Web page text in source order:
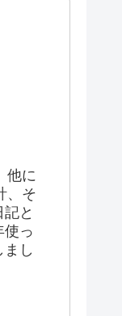
他に
、そ
と
使っ
し